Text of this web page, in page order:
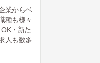
業からベ
種も様々
・新た
人も数多